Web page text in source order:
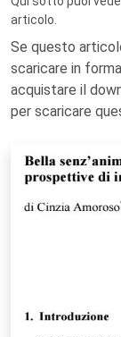
articolo.
Se questo
scaricare in
acquistare il
per scaricare